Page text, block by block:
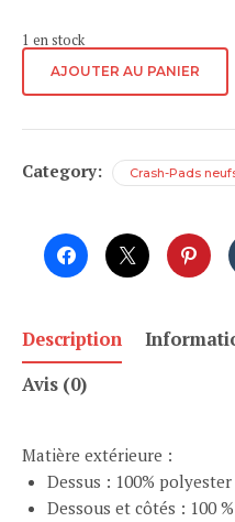
1 en stock
quantité
-
AJOUTER AU PANIER
Category: Crash-Pads
Description
Avis (0)
Matière extérieure :
Dessus : 100%
Dessous et côtés : 100